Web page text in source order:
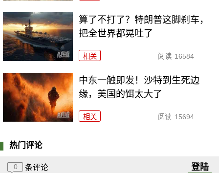
算了不打了？特朗普这脚刹车，
把全世界都晃吐了
相关 阅读 16584
中东一触即发！沙特到生死边
缘，美国的饵太大了
相关 阅读 15694
热门评论
0 条评论 登陆